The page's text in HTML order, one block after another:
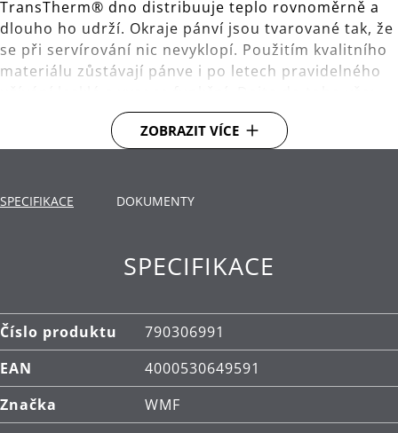
TransTherm® dno distribuuje teplo rovnoměrně a
dlouho ho udrží. Okraje pánví jsou tvarované tak, že
se při servírování nic nevyklopí. Použitím kvalitního
materiálu zůstávají pánve i po letech pravidelného
pečte maso, restujte cibuli. Otáčejte, míchejte,
ochutnávejte a staňte se šéfkuchařem ve vaší
Použití: vhodné pro všechny typy varných desek,
Materiál: vysoce kvalitní nerezová ocel
Cromargan® 18/10.
Čištění: lze mýt v myčce.
ZOBRAZIT VÍCE
SPECIFIKACE DOKUMENTY
SPECIFIKACE
Číslo produktu
790306991
EAN
4000530649591
Značka
WMF